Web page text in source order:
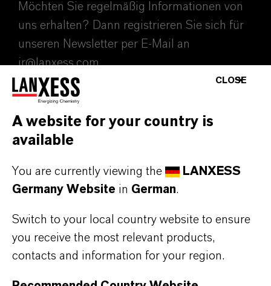
Möchten Sie regelmäßig Informationen von
uns erhalten? Dann registrieren Sie sich für
unseren Newsletter per E-Mail an
ir@lanxess.com.
ir@lanxess.com
CLOSE
A website for your country is
available
You are currently viewing the
LANXESS
Germany Website in German.
Switch to your local country website to ensure
you receive the most relevant products,
contacts and information for your region.